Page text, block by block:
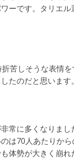
ーです。タリエ
苦しそうな表情
たのだと思います
常に多くなりま
は70人あたりか
体勢が大きく崩